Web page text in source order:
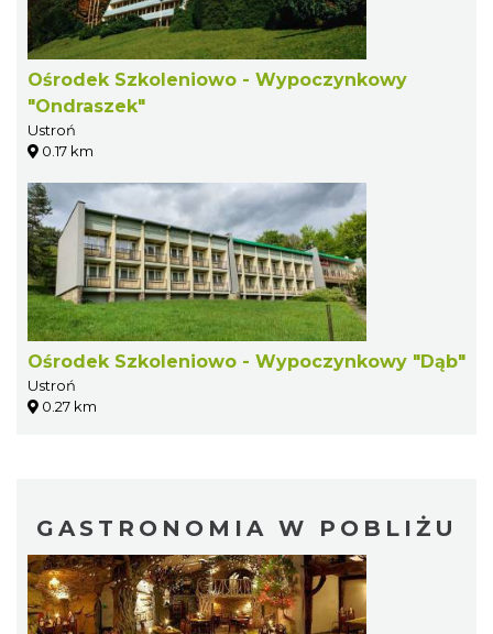
Ośrodek Szkoleniowo - Wypoczynkowy
"Ondraszek"
Ustroń
0.17 km
Ośrodek Szkoleniowo - Wypoczynkowy "Dąb"
Ustroń
0.27 km
GASTRONOMIA W POBLIŻU